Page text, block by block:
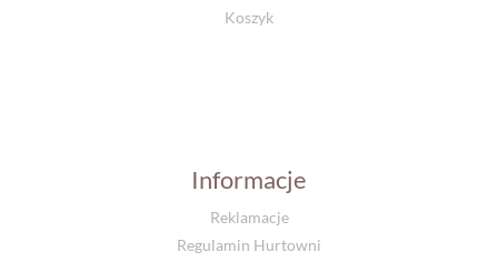
Koszyk
Informacje
Reklamacje
Regulamin Hurtowni